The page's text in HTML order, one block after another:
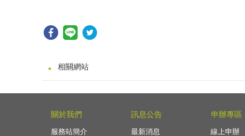
相關網站
關於我們
服務站簡介
訊息公告
最新消息
申辦專區
線上申辦